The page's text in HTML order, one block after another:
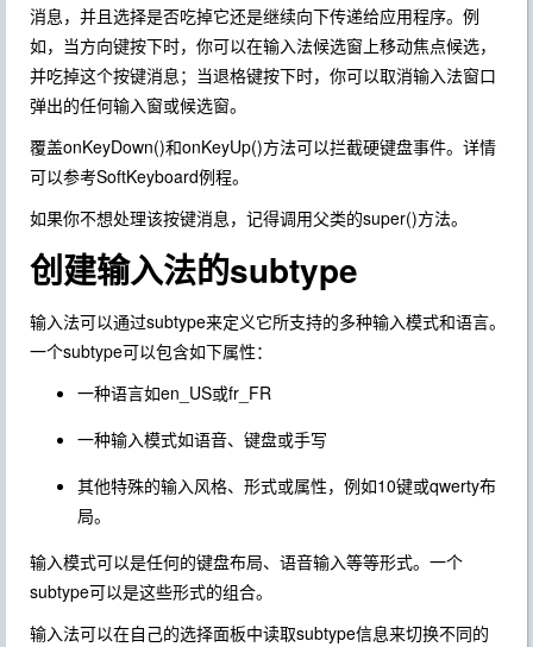
消息，并且选择是否吃掉它还是继续向下传递给应用程序。例
如，当方向键按下时，你可以在输入法候选窗上移动焦点候选，
并吃掉这个按键消息；当退格键按下时，你可以取消输入法窗口
弹出的任何输入窗或候选窗。
覆盖onKeyDown()和onKeyUp()方法可以拦截硬键盘事件。详情
可以参考SoftKeyboard例程。
如果你不想处理该按键消息，记得调用父类的super()方法。
创建输入法的subtype
输入法可以通过subtype来定义它所支持的多种输入模式和语言。
一个subtype可以包含如下属性：
一种语言如en_US或fr_FR
一种输入模式如语音、键盘或手写
其他特殊的输入风格、形式或属性，例如10键或qwerty布
局。
输入模式可以是任何的键盘布局、语音输入等等形式。一个
subtype可以是这些形式的组合。
输入法可以在自己的选择面板中读取subtype信息来切换不同的